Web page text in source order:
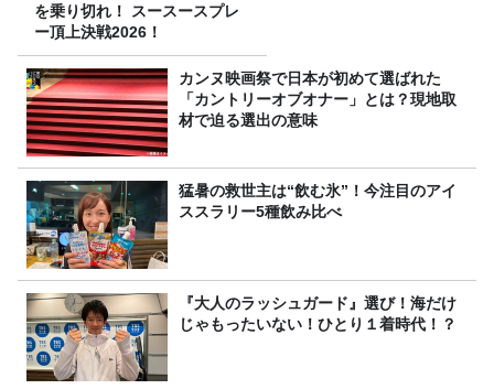
を乗り切れ！ スースースプレ
ー頂上決戦2026！
カンヌ映画祭で日本が初めて選ばれた
「カントリーオブオナー」とは？現地取
材で迫る選出の意味
猛暑の救世主は“飲む氷”！今注目のアイ
ススラリー5種飲み比べ
『大人のラッシュガード』選び！海だけ
じゃもったいない！ひとり１着時代！？